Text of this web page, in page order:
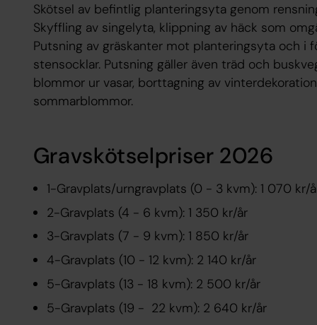
Skötsel av befintlig planteringsyta genom
Skyffling av singelyta, klippning av häck som
Putsning av gräskanter mot planteringsyta och i
stensocklar. Putsning gäller även träd och
blommor ur vasar, borttagning av
sommarblommor.
Gravskötselpriser 2026
1-Gravplats/urngravplats (0 - 3 kvm): 1 070 kr/
2-Gravplats (4 - 6 kvm): 1 350 kr/år
3-Gravplats (7 - 9 kvm): 1 850 kr/år
4-Gravplats (10 - 12 kvm): 2 140 kr/år
5-Gravplats (13 - 18 kvm): 2 500 kr/år
5-Gravplats (19 - 22 kvm): 2 640 kr/år